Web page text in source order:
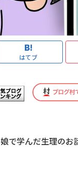
はてブ
で学んだ生理のお